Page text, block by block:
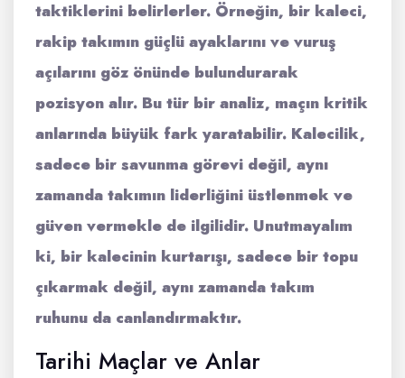
taktiklerini belirlerler. Örneğin, bir kaleci,
rakip takımın güçlü ayaklarını ve vuruş
açılarını göz önünde bulundurarak
pozisyon alır. Bu tür bir analiz, maçın kritik
anlarında büyük fark yaratabilir. Kalecilik,
sadece bir savunma görevi değil, aynı
zamanda takımın liderliğini üstlenmek ve
güven vermekle de ilgilidir. Unutmayalım
ki, bir kalecinin kurtarışı, sadece bir topu
çıkarmak değil, aynı zamanda takım
ruhunu da canlandırmaktır.
Tarihi Maçlar ve Anlar